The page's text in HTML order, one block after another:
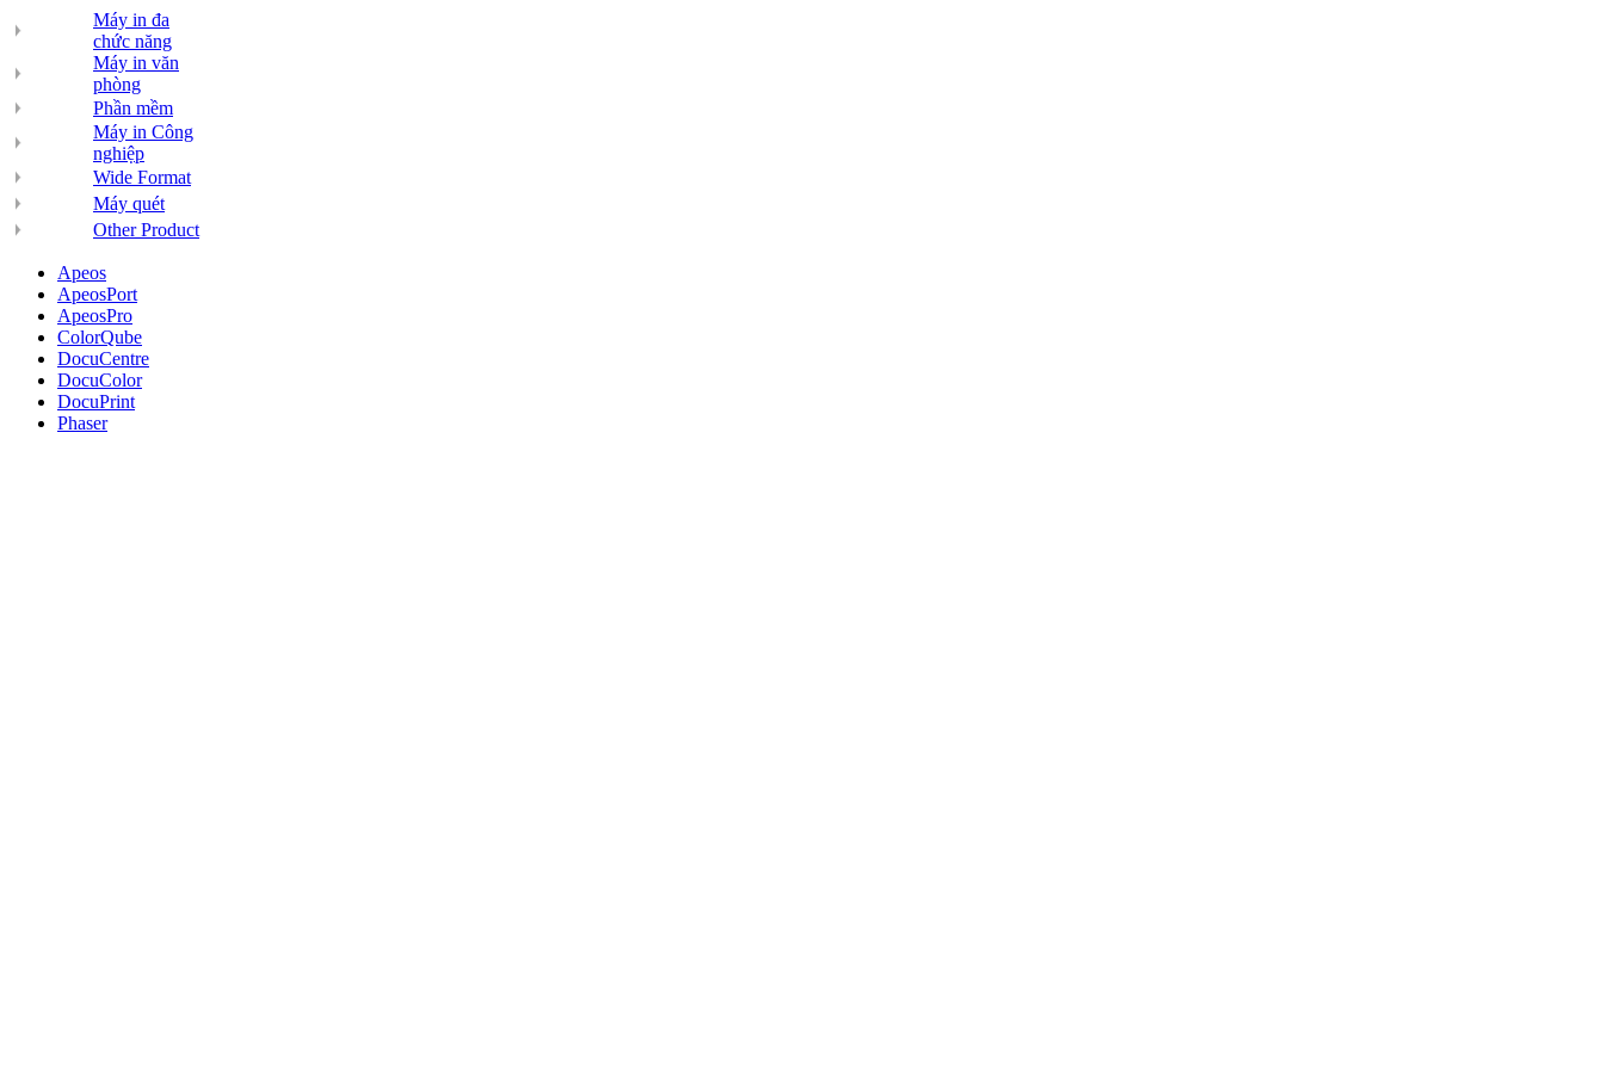
Máy in đa
chức năng
Máy in văn
phòng
Phần mềm
Máy in Công
nghiệp
Wide Format
Máy quét
Other Product
Apeos
ApeosPort
ApeosPro
ColorQube
DocuCentre
DocuColor
DocuPrint
Phaser